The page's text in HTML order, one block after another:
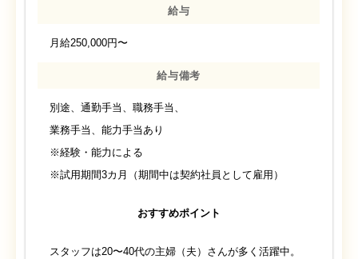
給与
月給250,000円〜
給与備考
別途、通勤手当、職務手当、
業務手当、能力手当あり
※経験・能力による
※試用期間3カ月（期間中は契約社員として雇用）
おすすめポイント
スタッフは20〜40代の主婦（夫）さんが多く活躍中。